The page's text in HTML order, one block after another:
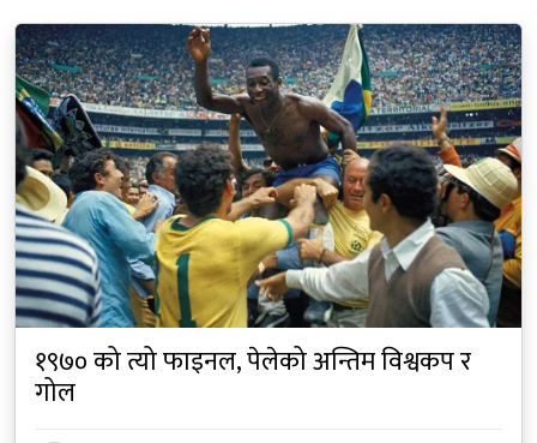
१९७० को त्यो फाइनल, पेलेको अन्तिम विश्वकप र
गोल